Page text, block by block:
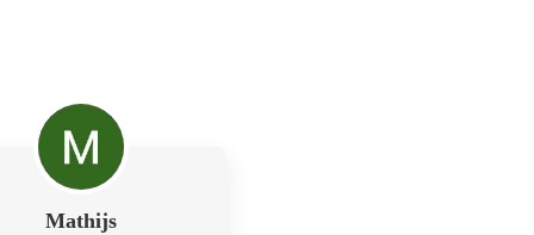
Mathijs